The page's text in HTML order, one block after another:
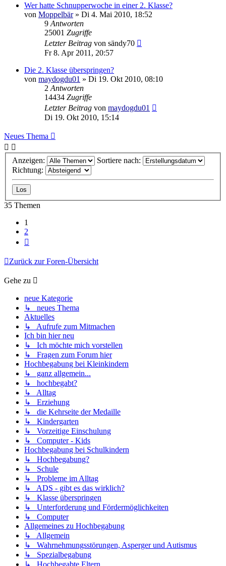
Wer hatte Schnupperwoche in einer 2. Klasse?
von Moppelbär» Di 4. Mai 2010, 18:52
9 Antworten
25001 Zugriffe
Letzter Beitrag von sändy70
Fr 8. Apr 2011, 20:57
Die 2. Klasse überspringen?
von maydogdu01 » Di 19. Okt 2010, 08:10
2 Antworten
14434 Zugriffe
Letzter Beitrag von maydogdu01
Di 19. Okt 2010, 15:14
Neues Thema
Anzeigen:
Sortiere nach:
Richtung:
35 Themen
1
2
Zurück zur Foren-Übersicht
Gehe zu
neue Kategorie
↳ neues Thema
Aktuelles
↳ Aufrufe zum Mitmachen
Ich bin hier neu
↳ Ich möchte mich vorstellen
↳ Fragen zum Forum hier
Hochbegabung bei Kleinkindern
↳ ganz allgemein...
↳ hochbegabt?
↳ Alltag
↳ Erziehung
↳ die Kehrseite der Medaille
↳ Kindergarten
↳ Vorzeitige Einschulung
↳ Computer - Kids
Hochbegabung bei Schulkindern
↳ Hochbegabung?
↳ Schule
↳ Probleme im Alltag
↳ ADS - gibt es das wirklich?
↳ Klasse überspringen
↳ Unterforderung und Fördermöglichkeiten
↳ Computer
Allgemeines zu Hochbegabung
↳ Allgemein
↳ Wahrnehmungsstörungen, Asperger und Autismus
↳ Spezialbegabung